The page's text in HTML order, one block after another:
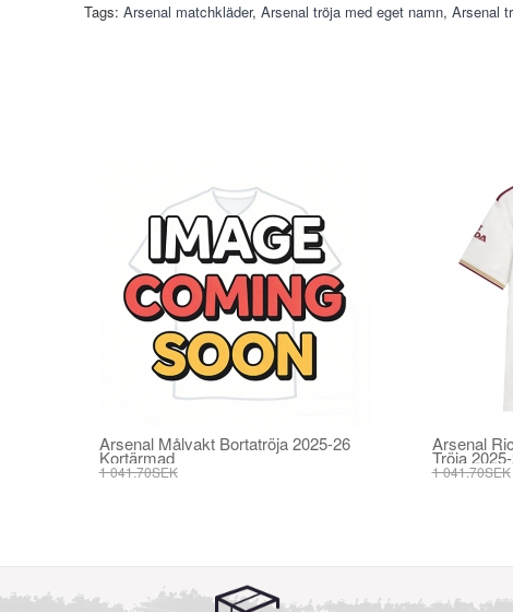
Tags: Arsenal matchkläder, Arsenal tröja med eget namn, Arsenal
Arsenal Målvakt Bortatröja 2025-26
Kortärmad
1 041.70SEK
Arsenal
Tröja
1 041.70SEK